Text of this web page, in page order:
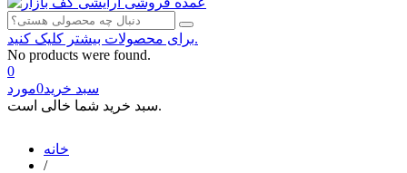
برای محصولات بیشتر کلیک کنید.
No products were found.
0
سبد خرید0مورد
سبد خرید شما خالی است.
خانه
/